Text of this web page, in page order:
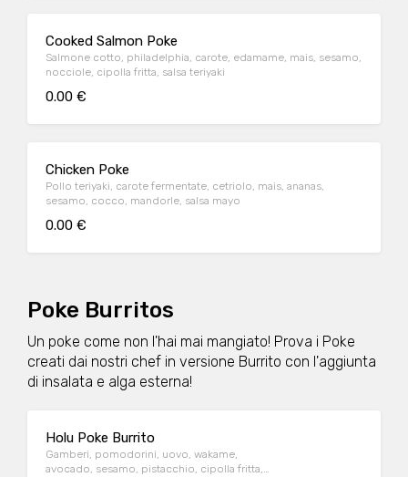
Cooked Salmon Poke
Salmone cotto, philadelphia, carote, edamame, mais, sesamo,
nocciole, cipolla fritta, salsa teriyaki
0.00 €
Chicken Poke
Pollo teriyaki, carote fermentate, cetriolo, mais, ananas,
sesamo, cocco, mandorle, salsa mayo
0.00 €
Poke Burritos
Un poke come non l'hai mai mangiato! Prova i Poke
creati dai nostri chef in versione Burrito con l'aggiunta
di insalata e alga esterna!
Holu Poke Burrito
Gamberi, pomodorini, uovo, wakame,
avocado, sesamo, pistacchio, cipolla fritta,